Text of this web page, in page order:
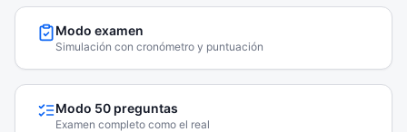
Modo examen
Simulación con cronómetro y puntuación
Modo 50 preguntas
Examen completo como el real